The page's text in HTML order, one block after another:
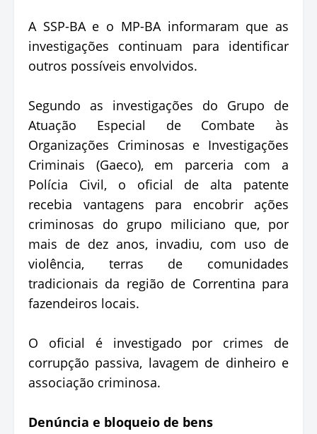
A SSP-BA e o MP-BA informaram que as
investigações continuam para identificar
outros possíveis envolvidos.
Segundo as investigações do Grupo de
Atuação Especial de Combate às
Organizações Criminosas e Investigações
Criminais (Gaeco), em parceria com a
Polícia Civil, o oficial de alta patente
recebia vantagens para encobrir ações
criminosas do grupo miliciano que, por
mais de dez anos, invadiu, com uso de
violência, terras de comunidades
tradicionais da região de Correntina para
fazendeiros locais.
O oficial é investigado por crimes de
corrupção passiva, lavagem de dinheiro e
associação criminosa.
Denúncia e bloqueio de bens